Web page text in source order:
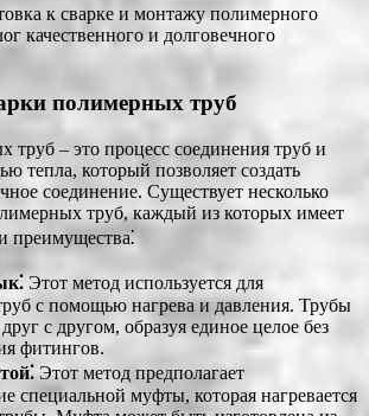
к сварке и монтажу полимерного
качественного и долговечного
полимерных труб
труб – это процесс соединения труб и
тепла, который позволяет создать
соединение. Существует несколько
труб, каждый из которых имеет
преимущества⁚
Этот метод используется для
с помощью нагрева и давления. Трубы
с другом, образуя единое целое без
фитингов.
Этот метод предполагает
специальной муфты, которая нагревается